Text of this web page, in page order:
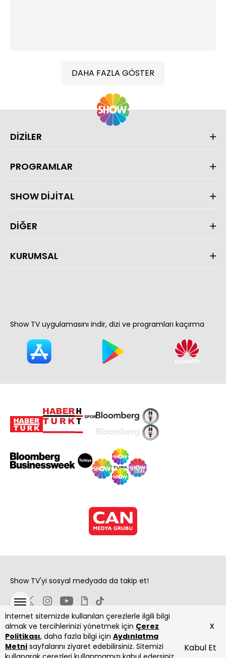
DAHA FAZLA GÖSTER
İnternet sitemizde kullanılan çerezlerle ilgili bilgi
almak ve tercihlerinizi yönetmek için Çerez
Politikası, daha fazla bilgi için Aydınlatma
Metni sayfalarını ziyaret edebilirsiniz. Sitemizi
Kabul Et
x
DİZİLER
PROGRAMLAR
SHOW DİJİTAL
DİĞER
KURUMSAL
Show TV uygulamasını indir, dizi ve programları kaçırma
Show TV'yi sosyal medyada da takip et!
Copyright 2026 Show Televizyon Yayıncılık A.Ş.